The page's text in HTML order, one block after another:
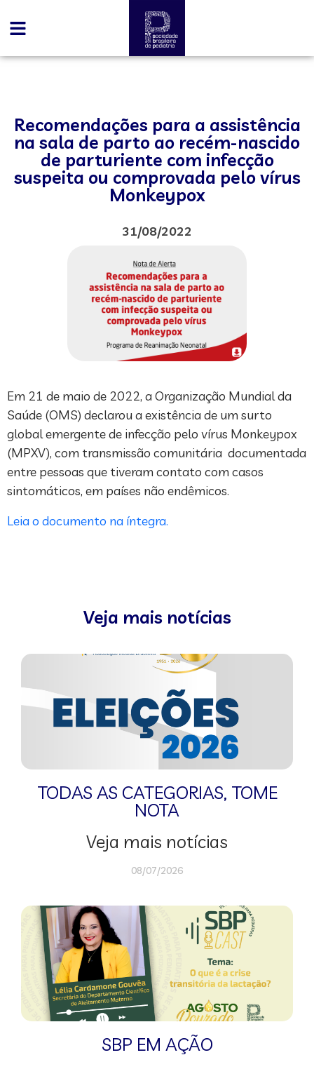
Recomendações para a assistência
na sala de parto ao recém-nascido
de parturiente com infecção
suspeita ou comprovada pelo vírus
Monkeypox
31/08/2022
Em 21 de maio de 2022, a Organização Mundial da
Saúde (OMS) declarou a existência de um surto
global emergente de infecção pelo vírus Monkeypox
(MPXV), com transmissão comunitária documentada
entre pessoas que tiveram contato com casos
sintomáticos, em países não endêmicos.
Leia o documento na íntegra.
Veja mais notícias
TODAS AS CATEGORIAS, TOME
NOTA
Veja mais notícias
08/07/2026
SBP EM AÇÃO